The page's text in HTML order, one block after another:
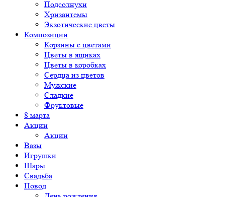
Подсолнухи
Хризантемы
Экзотические цветы
Композиции
Корзины с цветами
Цветы в ящиках
Цветы в коробках
Сердца из цветов
Мужские
Сладкие
Фруктовые
8 марта
Акции
Акции
Вазы
Игрушки
Шары
Свадьба
Повод